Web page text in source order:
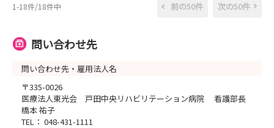
1-18件/18件中 前の50件 次の50件
問い合わせ先
問い合わせ先・雇用法人名
〒335-0026
医療法人東光会 戸田中央リハビリテーション病院 看護部長
橋本 祐子
TEL： 048-431-1111